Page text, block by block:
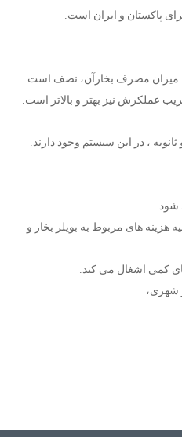
پاکستان و ایران است.
میزان مصرف بخارآن، نصف است.
عملکرش نیز بهتر و بالاتر است.
، در این سیستم وجود دارند.
شود.
هزینه های مربوط به بویلر بخار و
کمی اشغال می کند.
شهری،